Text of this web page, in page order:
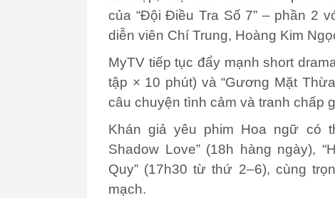
của “Đội Điều Tra Số 7” – phần 2
diễn viên Chí Trung, Hoàng Kim
MyTV tiếp tục đẩy mạnh short
tập × 10 phút) và “Gương Mặt
câu chuyện tình cảm và tranh chấp
Khán giả yêu phim Hoa ngữ có
Shadow Love” (18h hàng ngày),
Quy” (17h30 từ thứ 2–6), cùng
mạch.